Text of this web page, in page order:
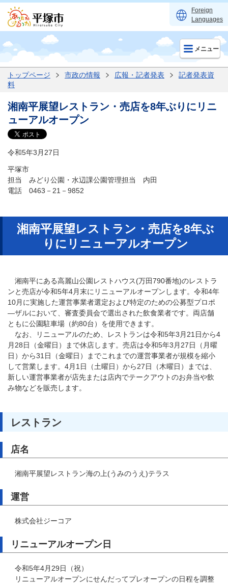
Foreign
Languages
メニュー
トップページ 市政の情報 広報・記者発表
記者発表資
料
湘南平展望レストラン・売店を8年ぶりにリニ
ューアルオープン
令和5年3月27日
平塚市
担当 みどり公園・水辺課公園管理担当 内田
電話 0463－21－9852
湘南平展望レストラン・売店を8年ぶ
りにリニューアルオープン
湘南平にある高麗山公園レストハウス(万田790番地)のレストラ
ンと売店が令和5年4月末にリニューアルオープンします。令和4年
10月に実施した運営事業者選定および特定のための公募型プロポ
―ザルにおいて、審査委員会で選出された飲食業者です。両店舗
ともに公園駐車場（約80台）を使用できます。
なお、リニューアルのため、レストランは令和5年3月21日から4
月28日（金曜日）まで休店します。売店は令和5年3月27日（月曜
日）から31日（金曜日）までこれまでの運営事業者が規模を縮小
して営業します。4月1日（土曜日）から27日（木曜日）までは、
新しい運営事業者が店先または店内でテークアウトのお弁当や飲
み物などを販売します。
レストラン
店名
湘南平展望レストラン海の上(うみのうえ)テラス
運営
株式会社ジーコア
リニューアルオープン日
令和5年4月29日（祝）
リニューアルオープンにせんだってプレオープンの日程を調整